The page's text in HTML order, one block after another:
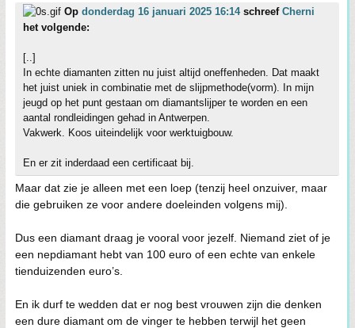
Op donderdag 16 januari 2025 16:14schreef Cherni
het volgende:
[..]
In echte diamanten zitten nu juist altijd oneffenheden. Dat maakt
het juist uniek in combinatie met de slijpmethode(vorm). In mijn
jeugd op het punt gestaan om diamantslijper te worden en een
aantal rondleidingen gehad in Antwerpen.
Vakwerk. Koos uiteindelijk voor werktuigbouw.
En er zit inderdaad een certificaat bij.
Maar dat zie je alleen met een loep (tenzij heel onzuiver, maar
die gebruiken ze voor andere doeleinden volgens mij).
Dus een diamant draag je vooral voor jezelf. Niemand ziet of je
een nepdiamant hebt van 100 euro of een echte van enkele
tienduizenden euro’s.
En ik durf te wedden dat er nog best vrouwen zijn die denken
een dure diamant om de vinger te hebben terwijl het geen